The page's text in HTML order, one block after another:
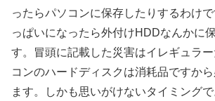
ったらパソコンに保存したりするわけ
っぱいになったら外付けHDDなんかに
す。冒頭に記載した災害はイレギュラ
コンのハードディスクは消耗品ですか
ます。しかも思いがけないタイミング